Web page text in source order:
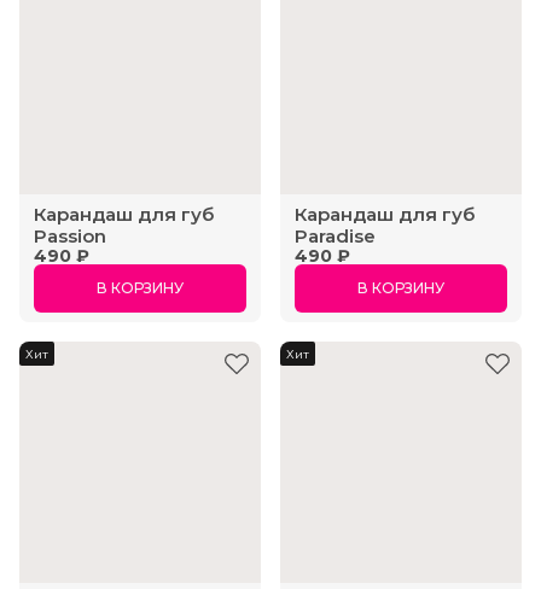
Карандаш для губ
Passion
490 ₽
В КОРЗИНУ
Карандаш для губ
Paradise
490 ₽
В КОРЗИНУ
Хит Хит